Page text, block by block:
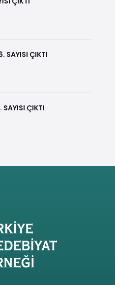
SAYISI ÇIKTI
SAYISI ÇIKTI